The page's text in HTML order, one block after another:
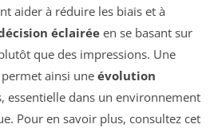
aider à réduire les biais et à
éclairée en se basant sur
que des impressions. Une
ainsi une évolution
essentielle dans un environnement
Pour en savoir plus, consultez cet